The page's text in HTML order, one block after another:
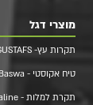
מוצרי דגל
תקרות עץ- GUSTAFS
טיח אקוסטי - Baswa
תקרת למלות - Deltaline